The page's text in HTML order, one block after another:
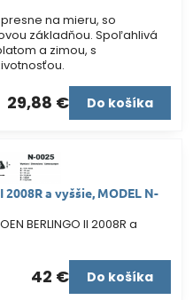
na mieru, so
základňou. Spoľahlivá
a zimou, s
29,88 € Do košíka
a vyššie, MODEL N-
BERLINGO II 2008R a
42 € Do košíka